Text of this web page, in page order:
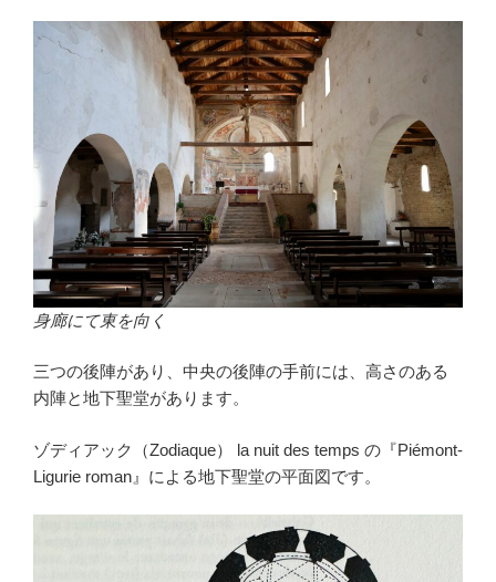
身廊にて東を向く
三つの後陣があり、中央の後陣の手前には、高さのある
内陣と地下聖堂があります。
ゾディアック（Zodiaque） la nuit des temps の『Piémont-
Ligurie roman』による地下聖堂の平面図です。